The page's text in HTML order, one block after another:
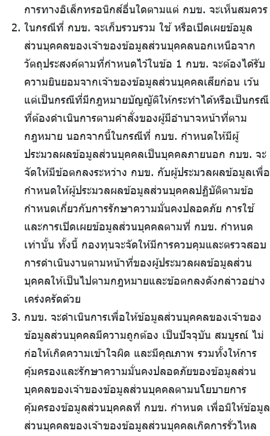
การทางอิเล็กทรอนิกส์อื่นใดตามแต่ กบข. จะเห็นสมควร
ในกรณีที่ กบข. จะเก็บรวบรวม ใช้ หรือเปิดเผยข้อมูล
ส่วนบุคคลของเจ้าของข้อมูลส่วนบุคคลนอกเหนือจาก
วัตถุประสงค์ตามที่กำหนดไว้ในข้อ 1 กบข. จะต้องได้รับ
ความยินยอมจากเจ้าของข้อมูลส่วนบุคคลเสียก่อน เว้น
แต่เป็นกรณีที่มีกฎหมายบัญญัติให้กระทำได้หรือเป็นกรณี
ที่ต้องดำเนินการตามคำสั่งของผู้มีอำนาจหน้าที่ตาม
กฎหมาย นอกจากนี้ในกรณีที่ กบข. กำหนดให้มีผู้
ประมวลผลข้อมูลส่วนบุคคลเป็นบุคคลภายนอก กบข. จะ
จัดให้มีข้อตกลงระหว่าง กบข. กับผู้ประมวลผลข้อมูลเพื่อ
กำหนดให้ผู้ประมวลผลข้อมูลส่วนบุคคลปฏิบัติตามข้อ
กำหนดเกี่ยวกับการรักษาความมั่นคงปลอดภัย การใช้
และการเปิดเผยข้อมูลส่วนบุคคลตามที่ กบข. กำหนด
เท่านั้น ทั้งนี้ กองทุนจะจัดให้มีการควบคุมและตรวจสอบ
การดำเนินงานตามหน้าที่ของผู้ประมวลผลข้อมูลส่วน
บุคคลให้เป็นไปตามกฎหมายและข้อตกลงดังกล่าวอย่าง
เคร่งครัดด้วย
กบข. จะดำเนินการเพื่อให้ข้อมูลส่วนบุคคลของเจ้าของ
ข้อมูลส่วนบุคคลมีความถูกต้อง เป็นปัจจุบัน สมบูรณ์ ไม่
ก่อให้เกิดความเข้าใจผิด และมีคุณภาพ รวมทั้งให้การ
คุ้มครองและรักษาความมั่นคงปลอดภัยของข้อมูลส่วน
บุคคลของเจ้าของข้อมูลส่วนบุคคลตามนโยบายการ
คุ้มครองข้อมูลส่วนบุคคลที่ กบข. กำหนด เพื่อมิให้ข้อมูล
ส่วนบุคคลของเจ้าของข้อมูลส่วนบุคคลเกิดการรั่วไหล